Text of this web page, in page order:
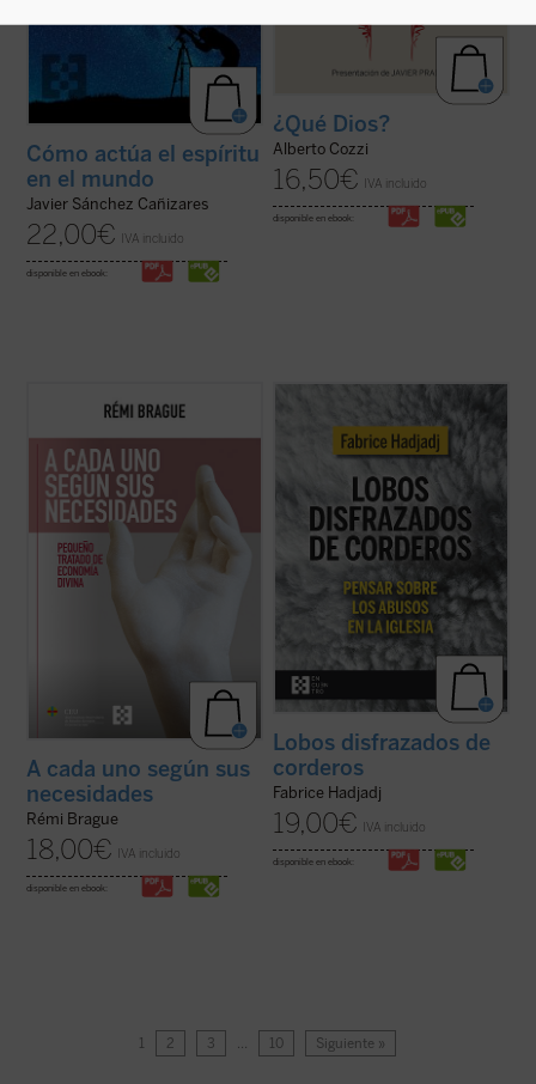
Cómo actúa el espíritu
en el mundo
Javier Sánchez Cañizares
22,00€ IVA incluido
disponible en ebook:
¿Qué Dios?
Alberto Cozzi
16,50€ IVA incluido
disponible en ebook:
Este «pequeño tratado» es la continuación
de los estudios emblemáticos de Rémi
una sucesión de breves capítulos expone
una teoría de la Providencia divina en la que
Dios provee a todos los ...(ver ficha)
A cada uno según sus
necesidades
Rémi Brague
18,00€ IVA incluido
disponible en ebook:
lobos se disfrazan de corderos». Una
denuncia de la mentira, la impostura y la
credulidad. Un alegato a favor de la fe. Un
ensayo vigorizante, ejemplar por su ...
Lobos disfrazados de
corderos
Fabrice Hadjadj
19,00€ IVA incluido
disponible en ebook:
1 2 3 … 10 Siguiente »